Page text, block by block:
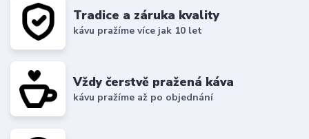
Tradice a záruka kvality
kávu pražíme více jak 10 let
Vždy čerstvě pražená káva
kávu pražíme až po objednání